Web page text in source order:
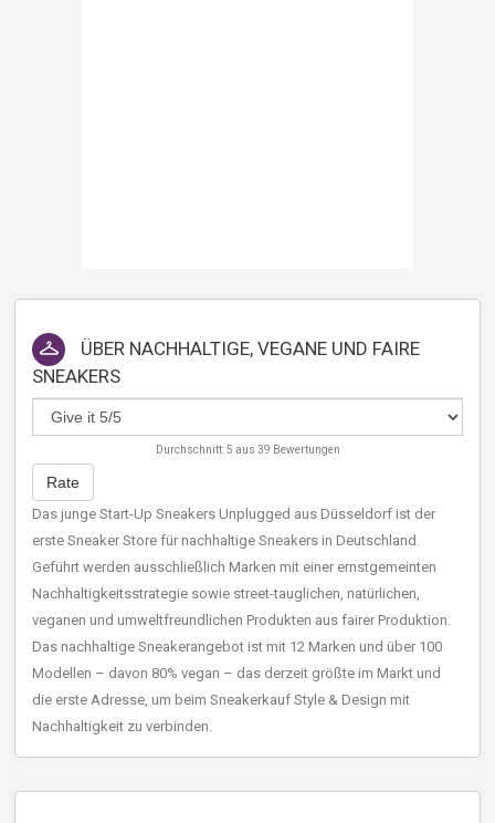
ÜBER NACHHALTIGE, VEGANE UND FAIRE
SNEAKERS
Durchschnitt:5 aus 39 Bewertungen
Rate
Das junge Start-Up Sneakers Unplugged aus Düsseldorf ist der
erste Sneaker Store für nachhaltige Sneakers in Deutschland.
Geführt werden ausschließlich Marken mit einer ernstgemeinten
Nachhaltigkeitsstrategie sowie street-tauglichen, natürlichen,
veganen und umweltfreundlichen Produkten aus fairer Produktion.
Das nachhaltige Sneakerangebot ist mit 12 Marken und über 100
Modellen – davon 80% vegan – das derzeit größte im Markt und
die erste Adresse, um beim Sneakerkauf Style & Design mit
Nachhaltigkeit zu verbinden.